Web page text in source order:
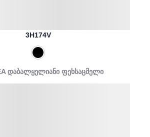
3H174V
დაბალყელიანი ფეხსაცმელი